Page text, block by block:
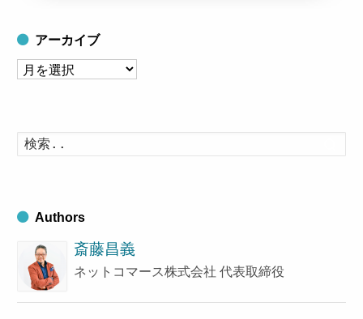
アーカイブ
ア
イ
ブ
索
Authors
斎藤昌義
ネットコマース株式会社 代表取締役